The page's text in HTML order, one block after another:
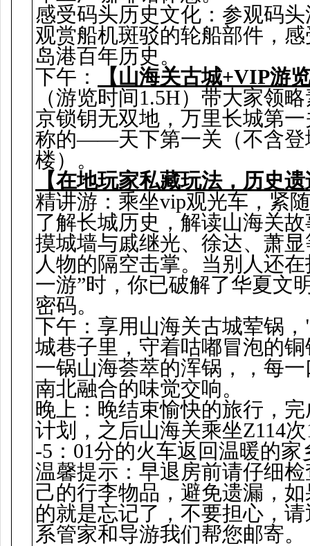
感受码头历史文化：参观码
观赏船机斑驳的轮船部件，
岛港百年历史。
下午：
【山海关古城+VIP游
（游览时间1.5H）带大家领
京锁钥无双地，万里长城第一
称的——天下第一关（不含登
楼）。
【在地玩家私藏玩法，历史
精讲游：乘坐vip观光车，紧
了解长城历史，解读山海关
摸城墙与戚继光、徐达、萧
人物的隔空击掌。当别人还在
一游”时，你已破解了华夏文
密码。
下午：享用山海关古城荤锅
城巷子里，守着咕嘟冒泡的
一锅山海荟萃的浑锅，，每
南北融合的味觉交响。
晚上：晚结束愉快的旅行，
计划，之后山海关乘坐Z114次
-5：01分的火车返回温暖的家
温馨提示：早退房前请仔细
己的行李物品，避免遗漏，
的就是忘记了，不要担心，
系管家和导游我们帮您邮寄。